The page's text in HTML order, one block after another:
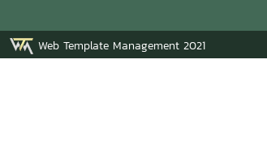
Web Template Management 2021